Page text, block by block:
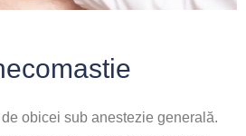
obicei sub anestezie generală.